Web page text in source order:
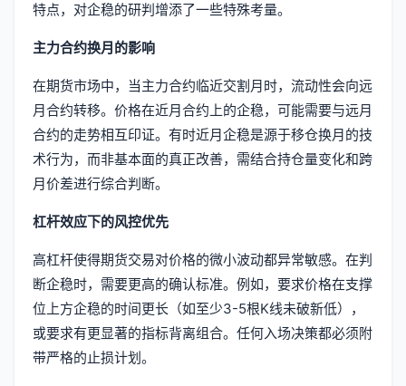
特点，对企稳的研判增添了一些特殊考量。
主力合约换月的影响
在期货市场中，当主力合约临近交割月时，流动性会向远
月合约转移。价格在近月合约上的企稳，可能需要与远月
合约的走势相互印证。有时近月企稳是源于移仓换月的技
术行为，而非基本面的真正改善，需结合持仓量变化和跨
月价差进行综合判断。
杠杆效应下的风控优先
高杠杆使得期货交易对价格的微小波动都异常敏感。在判
断企稳时，需要更高的确认标准。例如，要求价格在支撑
位上方企稳的时间更长（如至少3-5根K线未破新低），
或要求有更显著的指标背离组合。任何入场决策都必须附
带严格的止损计划。